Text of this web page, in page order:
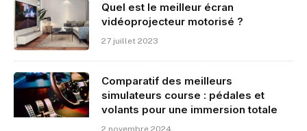
Quel est le meilleur écran
vidéoprojecteur motorisé ?
27 juillet 2023
Comparatif des meilleurs
simulateurs course : pédales et
volants pour une immersion totale